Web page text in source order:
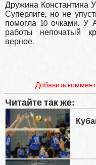
Дружина Константина
Суперлиге, но не
помогла 10 очками. У
работы непочатый
верное.
Добавить
Читайте так же: